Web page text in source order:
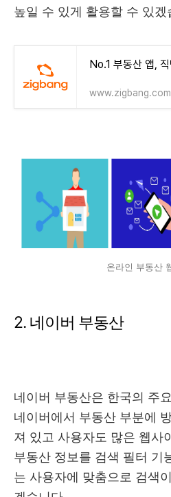
높일 수 있게 활용할 수 있겠
No.1 부동산 앱,
www.zigbang.com
온라인 부동산
2. 네이버 부동산
네이버 부동산은 한국의 주
네이버에서 부동산 부분에
져 있고 사용자도 많은 웹사
부동산 정보를 검색 필터 기
는 사용자에 맞춤으로 검색